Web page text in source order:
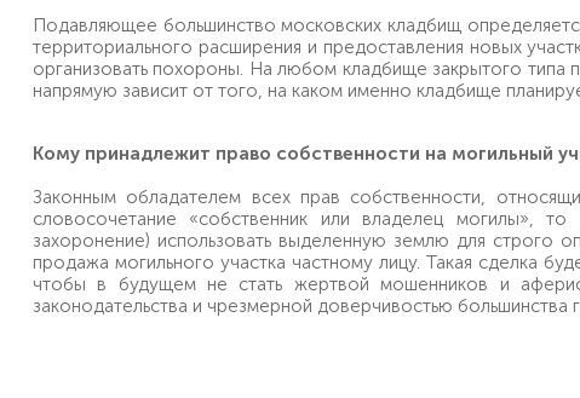
Армянское кладбище
Улица 1905 года, Беговая
г. Москва, ЦАО, улица Сергея Макеева, вл. 15.
ВДНХ, Ростокино
Барыши
Улица Горчакова, Бунинская аллея
г. Москва, ТиНАО, ул. Весенняя
Подавляющее большинство московских кладбищ
территориального расширения и предоставления новых
организовать похороны. На любом кладбище закрытого типа
напрямую зависит от того, на каком именно кладбище
Кому принадлежит право собственности на могильный
Законным обладателем всех прав собственности,
словосочетание «собственник или владелец могилы»,
захоронение) использовать выделенную землю для строго
продажа могильного участка частному лицу. Такая сделка
чтобы в будущем не стать жертвой мошенников и
законодательства и чрезмерной доверчивостью большинства